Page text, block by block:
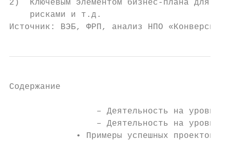
2)  Ключевым элементом бизнес-плана для
    рисками и т.д.
Источник: ВЭБ, ФРП, анализ НПО «Конверсия»
Содержание
‒ Деятельность на уровне
‒ Деятельность на уровне
• Примеры успешных проектов